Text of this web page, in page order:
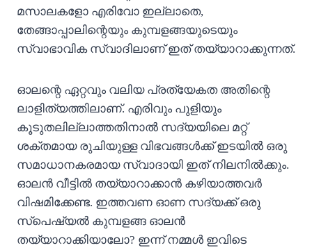
മസാലകളോ എരിവോ ഇല്ലാതെ,
തേങ്ങാപ്പാലിന്റെയും കുമ്പളങ്ങയുടെയും
സ്വാഭാവിക സ്വാദിലാണ് ഇത് തയ്യാറാക്കുന്നത്.
ഓലന്റെ ഏറ്റവും വലിയ പ്രത്യേകത അതിന്റെ
ലാളിത്യത്തിലാണ്. എരിവും പുളിയും
കൂടുതലില്ലാത്തതിനാൽ സദ്യയിലെ മറ്റ്
ശക്തമായ രുചിയുള്ള വിഭവങ്ങൾക്ക് ഇടയിൽ ഒരു
സമാധാനകരമായ സ്വാദായി ഇത് നിലനിൽക്കും.
ഓലൻ വീട്ടിൽ തയ്യാറാക്കാൻ കഴിയാത്തവർ
വിഷമിക്കേണ്ട. ഇത്തവണ ഓണ സദ്യക്ക് ഒരു
സ്പെഷ്യൽ കുമ്പളങ്ങ ഓലൻ
തയ്യാറാക്കിയാലോ? ഇന്ന് നമ്മൾ ഇവിടെ